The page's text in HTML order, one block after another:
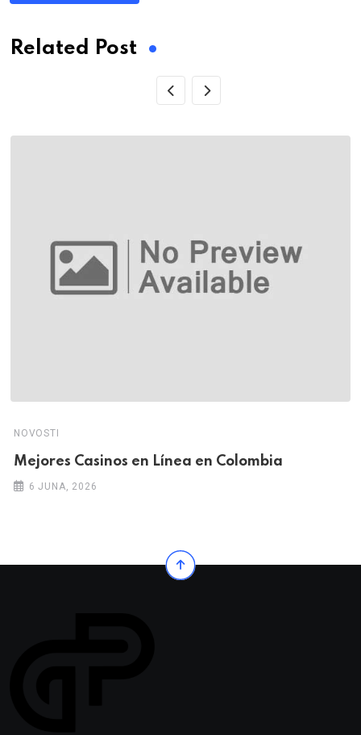
Related Post
NOVOSTI
Mejores Casinos en Línea en Colombia
6 JUNA, 2026